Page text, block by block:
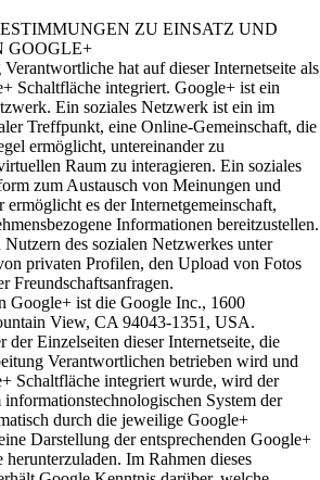
ZU EINSATZ UND
GOOGLE+
hat auf dieser Internetseite als
Schaltfläche integriert. Google+ ist ein
Ein soziales Netzwerk ist ein im
Treffpunkt, eine Online-Gemeinschaft, die
ermöglicht, untereinander zu
Raum zu interagieren. Ein soziales
zum Austausch von Meinungen und
ermöglicht es der Internetgemeinschaft,
Informationen bereitzustellen.
des sozialen Netzwerkes unter
privaten Profilen, den Upload von Fotos
Freundschaftsanfragen.
Google+ ist die Google Inc., 1600
View, CA 94043-1351, USA.
Einzelseiten dieser Internetseite, die
Verantwortlichen betrieben wird und
Schaltfläche integriert wurde, wird der
System der
durch die jeweilige Google+
Darstellung der entsprechenden Google+
Im Rahmen dieses